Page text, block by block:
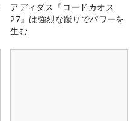
アディダス『コードカオス
27』は強烈な蹴りでパワーを
生む